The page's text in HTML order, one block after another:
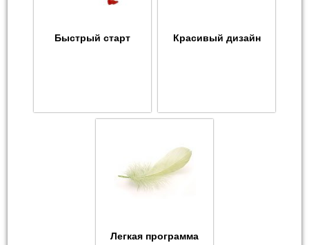
Быстрый старт Красивый дизайн
Легкая программа